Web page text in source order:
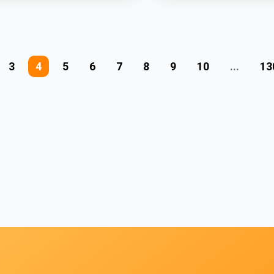
3 4 5 6 7 8 9 10 ...